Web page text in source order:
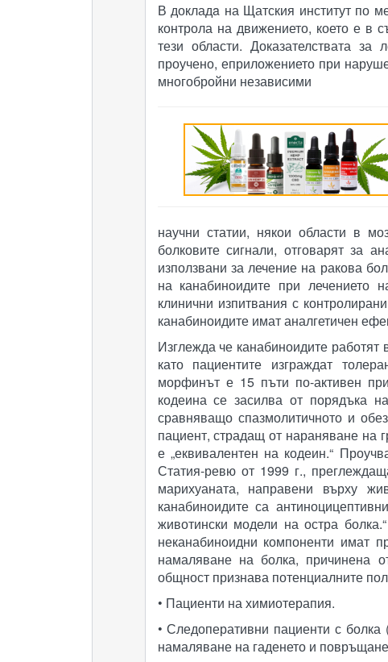
В докладa на Щатския институт по
контрола на движението, което е в
тези области. Доказателствата
проучено, еприложението при
многобройни независими
научни статии, някои области в
болковите сигнали, отговарят за
използвани за лечение на ракова
на канабиноидите при лечението
клинични изпитвания с
канабиноидите имат аналгетичен
Изглежда че канабиноидите работят
като пациентите изграждат
морфинът е 15 пъти по-активен
кодеина се засилва от порядъка
сравняващо спазмолитичното и
пациент, страдащ от нараняване на
е „еквивалентен на кодеин.“
Статия-ревю от 1999 г.,
марихуаната, направени върху
канабиноидите са
животински модели на остра
неканабиноидни компоненти имат
намаляване на болка, причинена
общност признава потенциалните
• Пациенти на химиотерапия.
• Следоперативни пациенти с
намаляване на гаденето и